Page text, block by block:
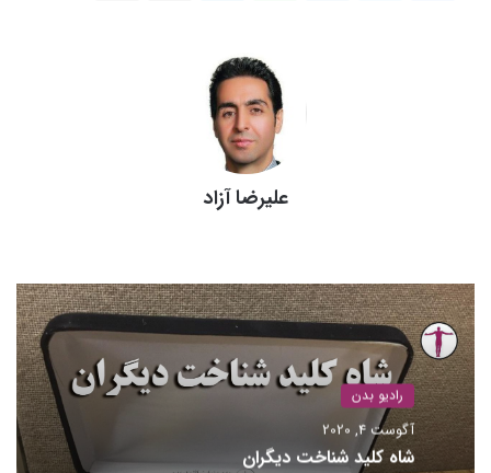
مدیریت استراتژیک بدن
امید به زندگی
رادیو بدن
علیرضا آزاد
رادیو بدن
آگوست 4, 2020
شاه کلید شناخت دیگران